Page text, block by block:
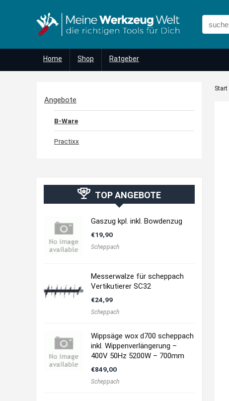
Home Shop Ratgeber
Start
Angebote
B-Ware
Practixx
TOP ANGEBOTE
Gaszug kpl. inkl. Bowdenzug
€19,90
Scheppach
Messerwalze für scheppach
Vertikutierer SC32
€24,99
Scheppach
Wippsäge wox d700 scheppach
inkl. Wippenverlängerung –
400V 50Hz 5200W – 700mm
€849,00
Scheppach